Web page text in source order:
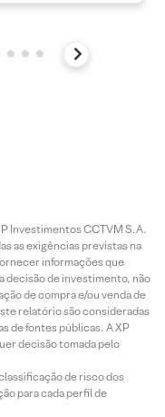
Investimentos CCTVM S.A.
as exigências previstas na
informações que
decisão de investimento, não
de compra e/ou venda de
relatório são consideradas
de fontes públicas. A XP
decisão tomada pelo
de risco dos
para cada perfil de